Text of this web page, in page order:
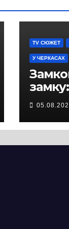
TV СЮЖЕТ
У ЧЕРКАСАХ